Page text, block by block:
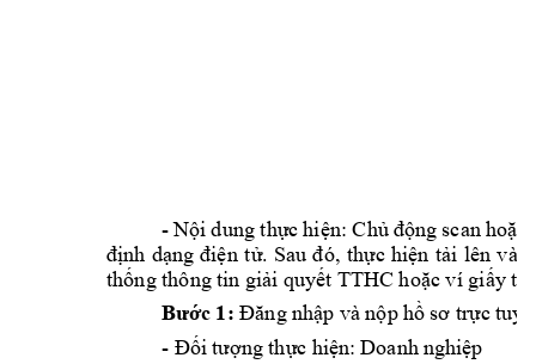
- Nội dung thực hiện: Chủ động scan hoặc
định dạng điện tử. Sau đó, thực hiện tải lên và
thống thông tin giải quyết TTHC hoặc ví giấy tờ
Bước 1: Đăng nhập và nộp hồ sơ trực tuy
- Đối tượng thực hiện: Doanh nghiệp